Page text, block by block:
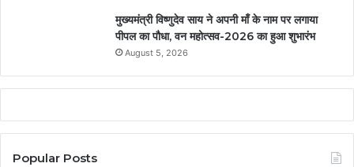
मुख्यमंत्री विष्णुदेव साय ने अपनी माँ के नाम पर लगाया
पीपल का पौधा, वन महोत्सव-2026 का हुआ शुभारंभ
August 5, 2026
Popular Posts